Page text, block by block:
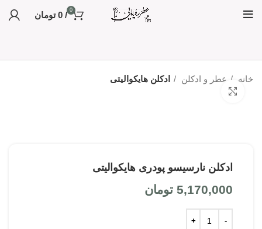
0
/
0 تومان
خانه عطر و ادکلن ادکلن هایکوالیتی
ادکلن نارسیسو پودری هایکوالیتی
5,170,000 تومان